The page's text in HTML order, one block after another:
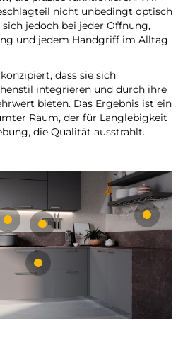
nicht unbedingt optisch
jedoch bei jeder Öffnung,
und jedem Handgriff im Alltag
dass sie sich
integrieren und durch ihre
bieten. Das Ergebnis ist ein
Raum, der für Langlebigkeit
die Qualität ausstrahlt.